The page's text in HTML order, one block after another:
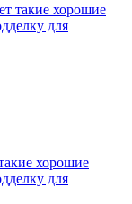
такие хорошие
для
хорошие
для